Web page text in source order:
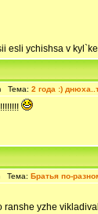
esli ychishsa v
Тема: 2 года :)
Тема: Братья по-
ranshe yzhe